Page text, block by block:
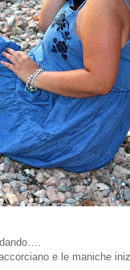
e le maniche